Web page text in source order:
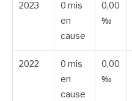
2023
0 mis
en
cause
0,00
‰
2022
0 mis
en
cause
0,00
‰